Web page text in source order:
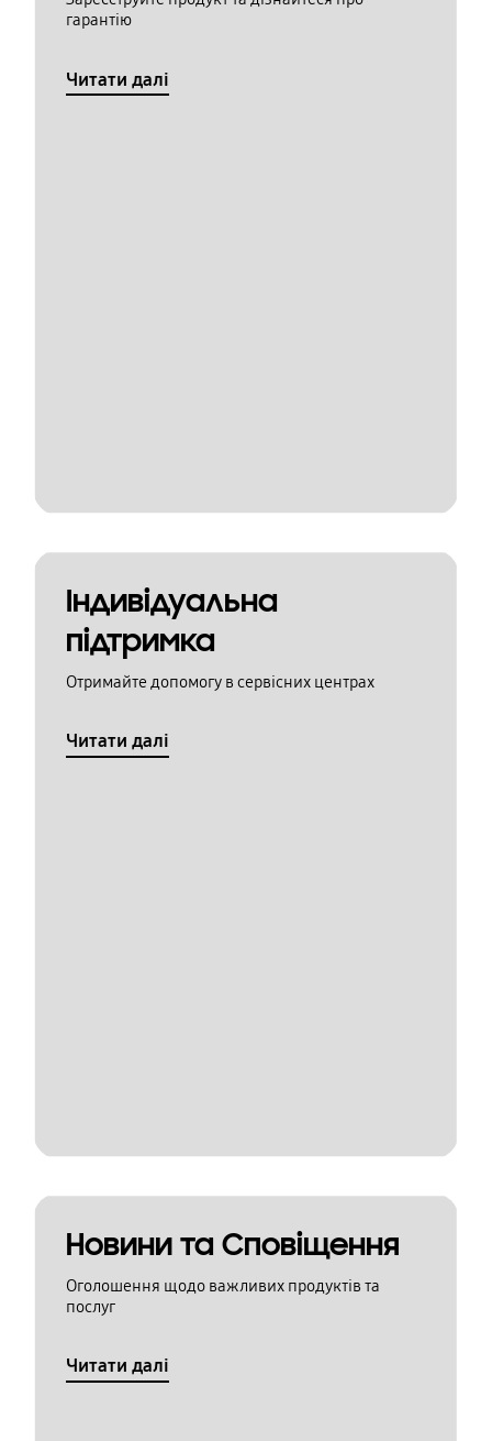
гарантію
Читати далі
Індивідуальна
підтримка
Отримайте допомогу в сервісних центрах
Читати далі
Новини та Сповіщення
Оголошення щодо важливих продуктів та
послуг
Читати далі